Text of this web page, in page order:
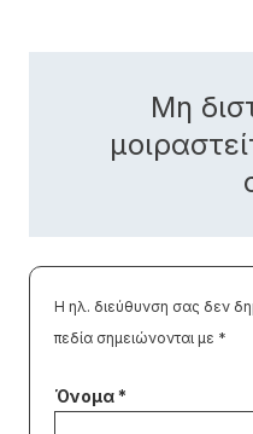
Μη
Η ηλ. διεύθυνση σας δεν
πεδία σημειώνονται με *